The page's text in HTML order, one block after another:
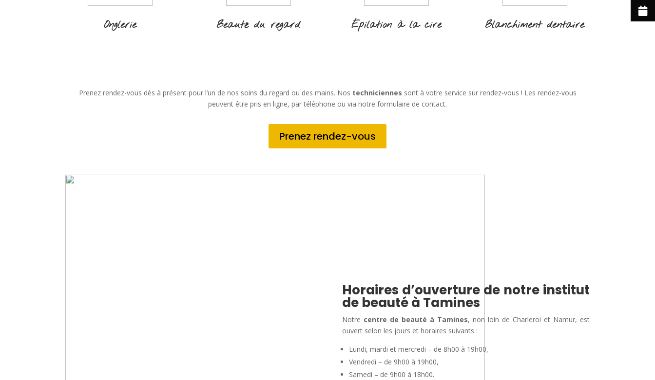
Onglerie Beauté du regard Épilation à la cire Blanchiment dentaire
Prenez rendez-vous dès à présent pour l’un de nos soins du regard ou des mains. Nos techniciennes sont à votre service sur rendez-vous ! Les rendez-vous
peuvent être pris en ligne, par téléphone ou via notre formulaire de contact.
Prenez rendez-vous
Horaires d’ouverture de notre institut
de beauté à Tamines
Notre centre de beauté à Tamines, non loin de Charleroi et Namur, est
ouvert selon les jours et horaires suivants :
Lundi, mardi et mercredi – de 8h00 à 19h00,
Vendredi – de 9h00 à 19h00,
Samedi – de 9h00 à 18h00.